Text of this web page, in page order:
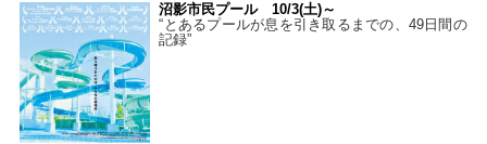
沼影市民プール 10/3(土)～
“とあるプールが息を引き取るまでの、49日間の
記録”